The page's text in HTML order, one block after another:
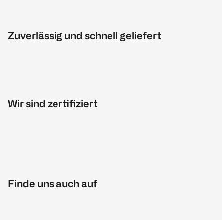
Zuverlässig und schnell geliefert
Wir sind zertifiziert
Finde uns auch auf